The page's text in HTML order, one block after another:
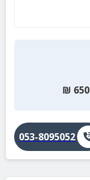
650
₪
053-8095052